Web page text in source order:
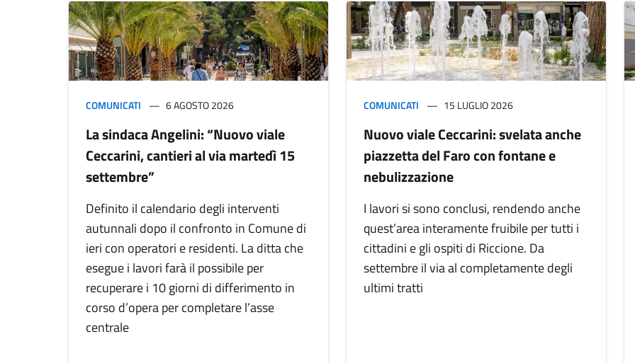
COMUNICATI 6 AGOSTO 2026
La sindaca Angelini: “Nuovo viale
Ceccarini, cantieri al via martedì 15
settembre”
Definito il calendario degli interventi
autunnali dopo il confronto in Comune di
ieri con operatori e residenti. La ditta che
esegue i lavori farà il possibile per
recuperare i 10 giorni di differimento in
corso d’opera per completare l’asse
centrale
COMUNICATI 15 LUGLIO 2026
Nuovo viale Ceccarini: svelata anche
piazzetta del Faro con fontane e
nebulizzazione
I lavori si sono conclusi, rendendo anche
quest’area interamente fruibile per tutti i
cittadini e gli ospiti di Riccione. Da
settembre il via al completamente degli
ultimi tratti